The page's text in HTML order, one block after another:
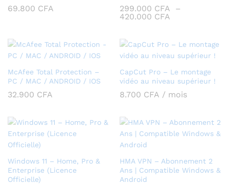
69.800 CFA 299.000 CFA
–
420.000 CFA
299.000 CFA
420.000 CFA
McAfee Total Protection –
PC / MAC / ANDROID / IOS
32.900 CFA
CapCut Pro – Le montage
vidéo au niveau supérieur !
8.700 CFA / mois
Windows 11 – Home, Pro &
Enterprise (Licence
Officielle)
HMA VPN – Abonnement 2
Ans | Compatible Windows &
Android